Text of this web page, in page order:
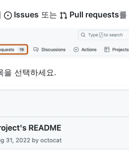
Issues 또는 Pull requests
을 선택하세요.